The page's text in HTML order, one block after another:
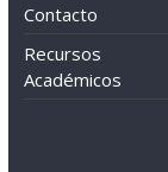
Contacto
Recursos
Académicos